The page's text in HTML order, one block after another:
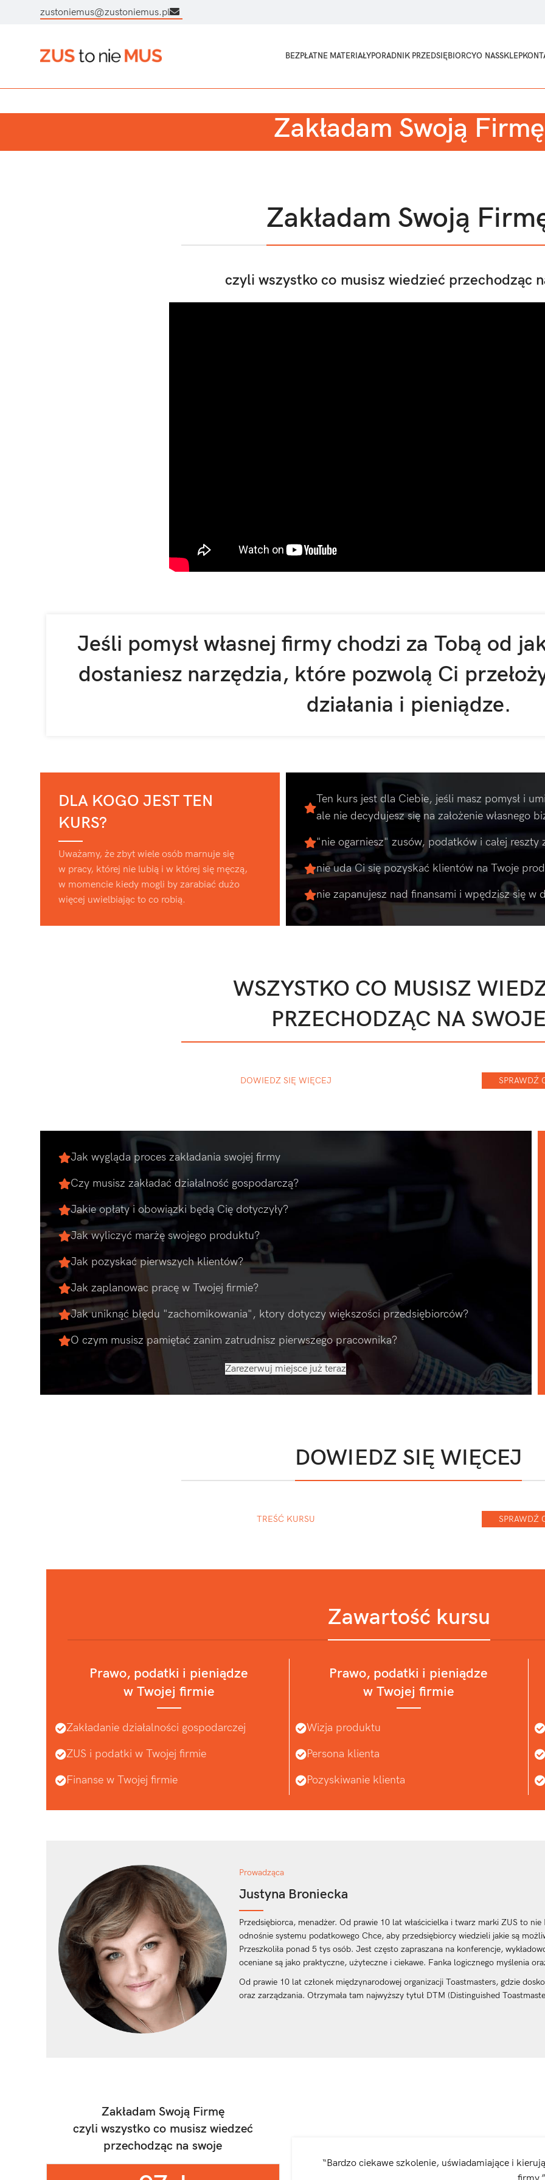
zustoniemus@zustoniemus.pl
BEZPŁATNE MATERIAŁYPORADNIK PRZEDSIĘBIORCYO NASSKLEP
Zakładam Swoją Firmę
Zakładam Swoją
czyli wszystko co musisz wiedzieć przechodząc
Jeśli pomysł własnej firmy chodzi za Tobą od
dostaniesz narzędzia, które pozwolą Ci
działania i pieniądze.
DLA KOGO JEST TEN
KURS?
Uważamy, że zbyt wiele osób marnuje się
w pracy, której nie lubią i w której się męczą,
w momencie kiedy mogli by zarabiać dużo
więcej uwielbiając to co robią.
Ten kurs jest dla Ciebie, jeśli masz pomysł i
ale nie decydujesz się na założenie własnego
"nie ogarniesz" zusów, podatków i całej reszty
nie uda Ci się pozyskać klientów na Twoje
nie zapanujesz nad finansami i wpędzisz się w
WSZYSTKO CO MUSISZ
PRZECHODZĄC NA
DOWIEDZ SIĘ WIĘCEJ SPRAWDŹ
Jak wygląda proces zakładania swojej firmy
Czy musisz zakładać działalność gospodarczą?
Jakie opłaty i obowiązki będą Cię dotyczyły?
Jak wyliczyć marżę swojego produktu?
Jak pozyskać pierwszych klientów?
Jak zaplanowac pracę w Twojej firmie?
Jak uniknąć błędu "zachomikowania", ktory dotyczy większości przedsiębiorców?
O czym musisz pamiętać zanim zatrudnisz pierwszego pracownika?
Zarezerwuj miejsce już teraz
DOWIEDZ SIĘ WIĘCEJ
TREŚĆ KURSU SPRAWDŹ
Zawartość kursu
Prawo, podatki i pieniądze
w Twojej firmie
Zakładanie działalności gospodarczej
ZUS i podatki w Twojej firmie
Finanse w Twojej firmie
Prawo, podatki i pieniądze
w Twojej firmie
Wizja produktu
Persona klienta
Pozyskiwanie klienta
Prowadząca
Justyna Broniecka
Przedsiębiorca, menadżer. Od prawie 10 lat właścicielka i twarz marki ZUS to
odnośnie systemu podatkowego Chce, aby przedsiębiorcy wiedzieli jakie są
Przeszkoliła ponad 5 tys osób. Jest często zapraszana na konferencje,
oceniane są jako praktyczne, użyteczne i ciekawe. Fanka logicznego myślenia
Od prawie 10 lat członek międzynarodowej organizacji Toastmasters, gdzie
oraz zarządzania. Otrzymała tam najwyższy tytuł DTM (Distinguished
Zakładam Swoją Firmę
czyli wszystko co musisz wiedzeć
przechodząc na swoje
“Bardzo ciekawe szkolenie, uświadamiające i